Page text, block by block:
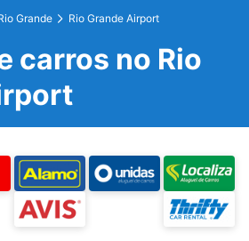
Grande Rio Grande Airport
carros no Rio